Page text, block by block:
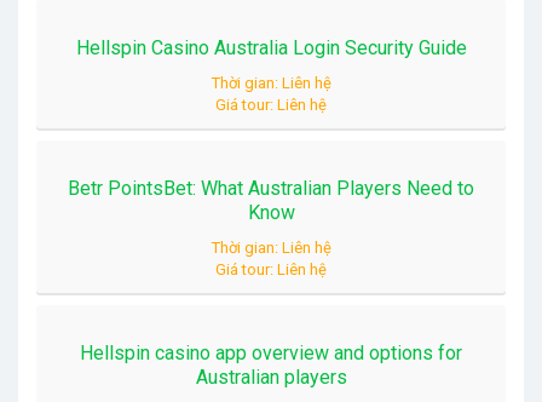
Hellspin Casino Australia Login Security Guide
Thời gian: Liên hệ
Giá tour: Liên hệ
Betr PointsBet: What Australian Players Need to
Know
Thời gian: Liên hệ
Giá tour: Liên hệ
Hellspin casino app overview and options for
Australian players